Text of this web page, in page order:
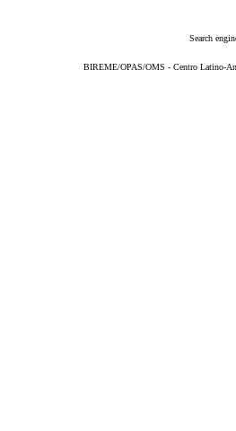
Search
BIREME/OPAS/OMS - Centro Latino-